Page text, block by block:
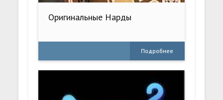
Оригинальные Нарды
Подробнее